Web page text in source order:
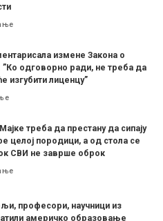
измене Закона о
одговорно ради, не треба да
изгубити лиценцу”
треба да престану да сипају
целој породици, а од стола се
СВИ не заврше оброк
професори, научници из
америчко образовање